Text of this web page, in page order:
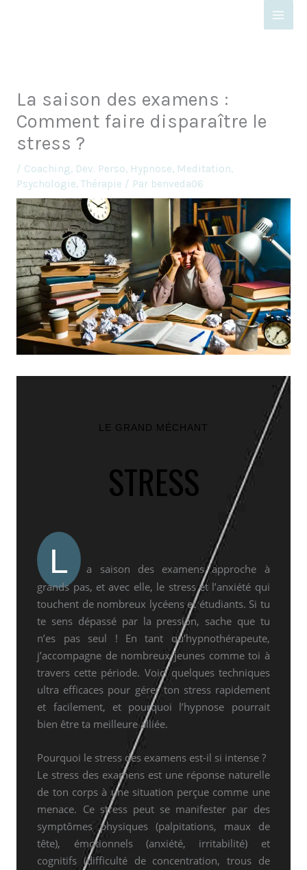
La saison des examens :
Comment faire disparaître le
stress ?
/ Coaching, Dev. Perso, Hypnose, Meditation,
Psychologie, Thérapie / Par benveda06
LE GRAND MÉCHANT
STRESS
L
a saison des examens approche à
grands pas, et avec elle, le stress et l’anxiété qui
touchent de nombreux lycéens et étudiants. Si tu
te sens dépassé par la pression, sache que tu
n’es pas seul ! En tant qu’hypnothérapeute,
j’accompagne de nombreux jeunes comme toi à
travers cette période. Voici quelques techniques
ultra efficaces pour gérer ton stress rapidement
et facilement, et pourquoi l’hypnose pourrait
bien être ta meilleure alliée.
Pourquoi le stress des examens est-il si intense ?
Le stress des examens est une réponse naturelle
de ton corps à une situation perçue comme une
menace. Ce stress peut se manifester par des
symptômes physiques (palpitations, maux de
tête), émotionnels (anxiété, irritabilité) et
cognitifs (difficulté de concentration, trous de